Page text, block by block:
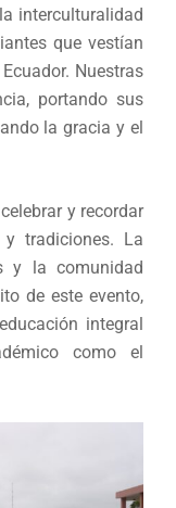
interculturalidad
que vestían
Nuestras
portando sus
la gracia y el
y recordar
tradiciones. La
y la comunidad
de este evento,
integral
como el